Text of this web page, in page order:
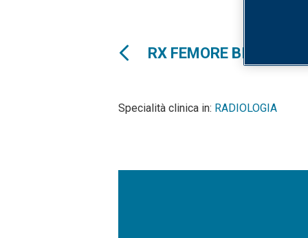
RX FEMORE
Specialità clinica in: RADIOLOGIA